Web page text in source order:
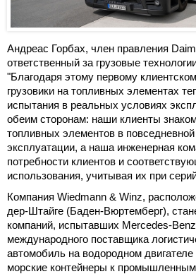
Андреас Горбах, член правления
ответственный за грузовые
"Благодаря этому первому
грузовики на топливных элементах
испытания в реальных условиях
обеим сторонам: наши клиенты
топливных элементов в
эксплуатации, а наша инженерная
потребности клиентов и
использования, учитывая их при
Компания Wiedmann & Winz,
дер-Штайге (Баден-Вюртемберг),
компаний, испытавших Mercedes-
международного поставщика
автомобиль на водородном двигателе
морские контейнеры к